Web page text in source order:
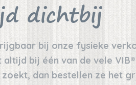
dichtbij
bij onze fysieke
bij één van de vele
dan bestellen ze het